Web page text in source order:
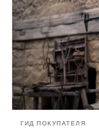
ГИД ПОКУПАТЕЛЯ